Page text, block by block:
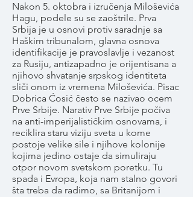
Nakon 5. oktobra i izručenja Miloševića
Hagu, podele su se zaoštrile. Prva
Srbija je u osnovi protiv saradnje sa
Haškim tribunalom, glavna osnova
identifikacije je pravoslavlje i vezanost
za Rusiju, antizapadno je orijentisana a
njihovo shvatanje srpskog identiteta
sliči onom iz vremena Miloševića. Pisac
Dobrica Ćosić često se nazivao ocem
Prve Srbije. Narativ Prve Srbije počiva
na anti-imperijalističkim osnovama, i
reciklira staru viziju sveta u kome
postoje velike sile i njihove kolonije
kojima jedino ostaje da simuliraju
otpor novom svetskom poretku. Tu
spada i Evropa, koja nam stalno govori
šta treba da radimo, sa Britanijom i